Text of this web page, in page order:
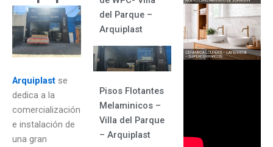
Arquiplast se
dedica a la
comercialización
e instalación de
una gran
del Parque –
Arquiplast
Pisos Flotantes
Melaminicos –
Villa del Parque
– Arquiplast